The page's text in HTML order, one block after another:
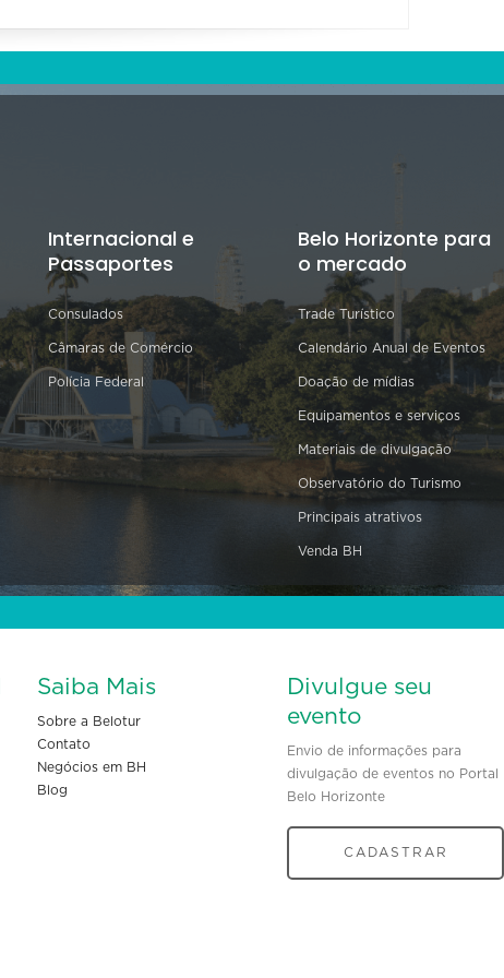
Internacional e
Passaportes
Consulados
Câmaras de Comércio
Polícia Federal
Belo Horizonte para
o mercado
Trade Turístico
Calendário Anual de Eventos
Doação de mídias
Equipamentos e serviços
Materiais de divulgação
Observatório do Turismo
Principais atrativos
Venda BH
Saiba Mais
Sobre a Belotur
Contato
Negócios em BH
Blog
Divulgue seu
evento
Envio de informações para
divulgação de eventos no Portal
Belo Horizonte
CADASTRAR